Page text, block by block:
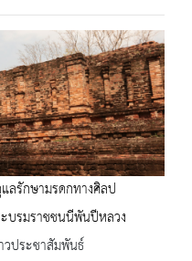
ลรักษามรดกทางศิลป
บรมราชชนนีพันปีหลวง
ประชาสัมพันธ์